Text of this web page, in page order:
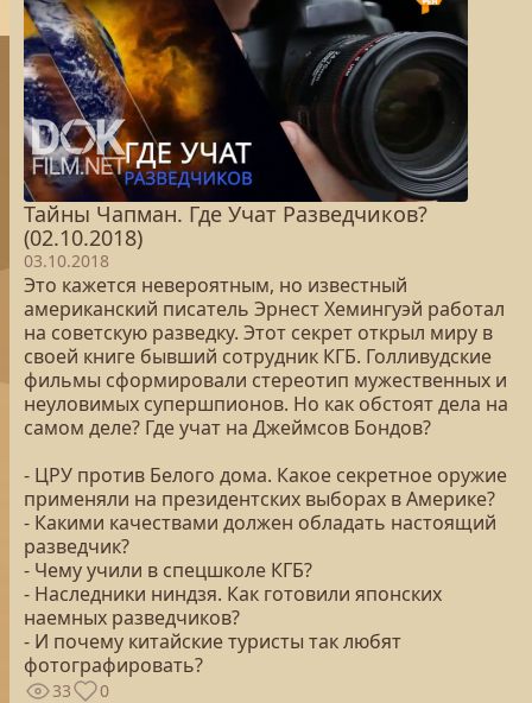
Тайны Чапман. Где Учат Разведчиков?
(02.10.2018)
03.10.2018
Это кажется невероятным, но известный
американский писатель Эрнест Хемингуэй работал
на советскую разведку. Этот секрет открыл миру в
своей книге бывший сотрудник КГБ. Голливудские
фильмы сформировали стереотип мужественных и
неуловимых супершпионов. Но как обстоят дела на
самом деле? Где учат на Джеймсов Бондов?
- ЦРУ против Белого дома. Какое секретное оружие
применяли на президентских выборах в Америке?
- Какими качествами должен обладать настоящий
разведчик?
- Чему учили в спецшколе КГБ?
- Наследники ниндзя. Как готовили японских
наемных разведчиков?
- И почему китайские туристы так любят
фотографировать?
33 0